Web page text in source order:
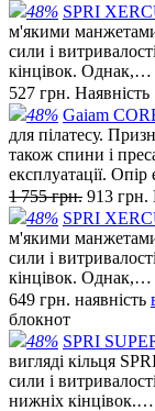
48% SPRI
м'якими
сили і
кінцівок. Однак,…
527 грн. Наявність
48% Gaiam
для пілатесу.
також спини і
експлуатації.
1 755 грн. 913 грн.
48% SPRI
м'якими
сили і
кінцівок. Однак,…
649 грн. наявність
блокнот
48% SPRI
вигляді кільця
сили і
нижніх кінцівок.…